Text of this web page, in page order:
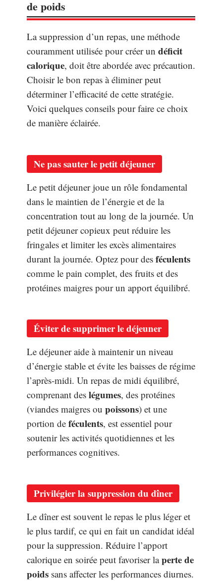
de poids
La suppression d’un repas, une méthode
couramment utilisée pour créer un déficit
calorique, doit être abordée avec précaution.
Choisir le bon repas à éliminer peut
déterminer l’efficacité de cette stratégie.
Voici quelques conseils pour faire ce choix
de manière éclairée.
Ne pas sauter le petit déjeuner
Le petit déjeuner joue un rôle fondamental
dans le maintien de l’énergie et de la
concentration tout au long de la journée. Un
petit déjeuner copieux peut réduire les
fringales et limiter les excès alimentaires
durant la journée. Optez pour des féculents
comme le pain complet, des fruits et des
protéines maigres pour un apport équilibré.
Éviter de supprimer le déjeuner
Le déjeuner aide à maintenir un niveau
d’énergie stable et évite les baisses de régime
l’après-midi. Un repas de midi équilibré,
comprenant des légumes, des protéines
(viandes maigres ou poissons) et une
portion de féculents, est essentiel pour
soutenir les activités quotidiennes et les
performances cognitives.
Privilégier la suppression du dîner
Le dîner est souvent le repas le plus léger et
le plus tardif, ce qui en fait un candidat idéal
pour la suppression. Réduire l’apport
calorique en soirée peut favoriser laperte de
poids sans affecter les performances diurnes.